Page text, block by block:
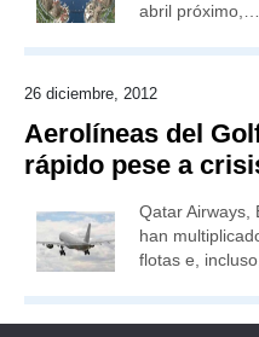
abril próximo,…
26 diciembre, 2012
Aerolíneas del
rápido pese a
Qatar Airways,
han
flotas e,